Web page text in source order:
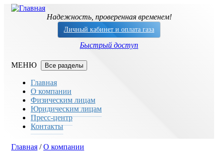
Перейти к основному содержанию
Надежность, проверенная временем!
Личный кабинет и оплата газа
Быстрый доступ
Все разделы
Главная
О компании
Физическим лицам
Юридическим лицам
Пресс-центр
Контакты
Вы здесь
Главная / О компании